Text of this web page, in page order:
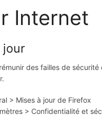
Internet
jour
des failles de
> Mises à jour de Firefox
> Confidentialité et